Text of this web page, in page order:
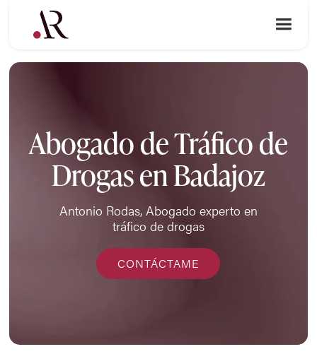
Abogado de Tráfico de
Drogas en Badajoz
Antonio Rodas, Abogado experto en
tráfico de drogas
CONTÁCTAME